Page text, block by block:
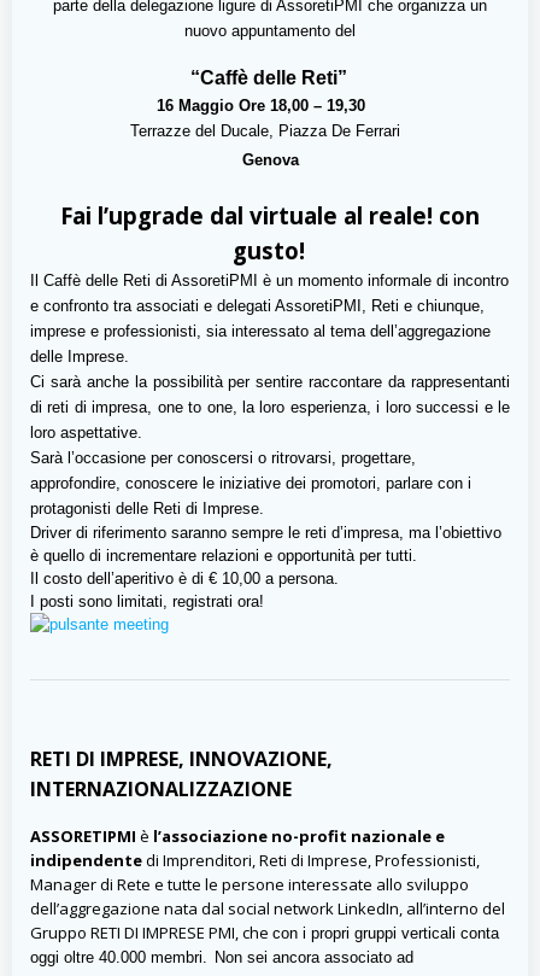
parte della delegazione ligure di AssoretiPMI che organizza un
nuovo appuntamento del
“Caffè delle Reti”
16 Maggio Ore 18,00 – 19,30
Terrazze del Ducale, Piazza De Ferrari
Genova
Fai l’upgrade dal virtuale al reale! con
gusto!
Il Caffè delle Reti di AssoretiPMI è un momento informale di incontro
e confronto tra associati e delegati AssoretiPMI, Reti e chiunque,
imprese e professionisti, sia interessato al tema dell’aggregazione
delle Imprese.
Ci sarà anche la possibilità per sentire raccontare da rappresentanti
di reti di impresa, one to one, la loro esperienza, i loro successi e le
loro aspettative.
Sarà l’occasione per conoscersi o ritrovarsi, progettare,
approfondire, conoscere le iniziative dei promotori, parlare con i
protagonisti delle Reti di Imprese.
Driver di riferimento saranno sempre le reti d’impresa, ma l’obiettivo
è quello di incrementare relazioni e opportunità per tutti.
Il costo dell’aperitivo è di € 10,00 a persona.
I posti sono limitati, registrati ora!
RETI DI IMPRESE, INNOVAZIONE,
INTERNAZIONALIZZAZIONE
ASSORETIPMI è l’associazione no-profit nazionale e
indipendentedi Imprenditori, Reti di Imprese, Professionisti,
Manager di Rete e tutte le persone interessate allo sviluppo
dell’aggregazione nata dal social network LinkedIn, all’interno del
Gruppo RETI DI IMPRESE PMI,che con i propri gruppi verticali conta
oggi oltre 40.000 membri. Non sei ancora associato ad